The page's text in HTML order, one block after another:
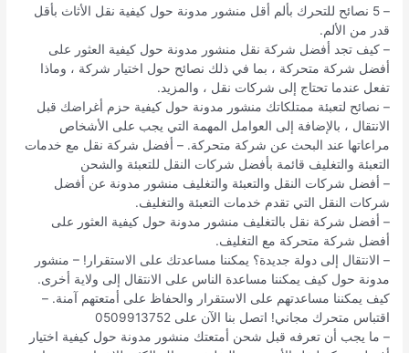
– 5 نصائح للتحرك بألم أقل منشور مدونة حول كيفية نقل الأثاث بأقل
قدر من الألم.
– كيف تجد أفضل شركة نقل منشور مدونة حول كيفية العثور على
أفضل شركة متحركة ، بما في ذلك نصائح حول اختيار شركة ، وماذا
تفعل عندما تحتاج إلى شركات نقل ، والمزيد.
– نصائح لتعبئة ممتلكاتك منشور مدونة حول كيفية حزم أغراضك قبل
الانتقال ، بالإضافة إلى العوامل المهمة التي يجب على الأشخاص
مراعاتها عند البحث عن شركة متحركة. – أفضل شركة نقل مع خدمات
التعبئة والتغليف قائمة بأفضل شركات النقل للتعبئة والشحن
– أفضل شركات النقل والتعبئة والتغليف منشور مدونة عن أفضل
شركات النقل التي تقدم خدمات التعبئة والتغليف.
– أفضل شركة نقل بالتغليف منشور مدونة حول كيفية العثور على
أفضل شركة متحركة مع التغليف.
– الانتقال إلى دولة جديدة؟ يمكننا مساعدتك على الاستقرار! – منشور
مدونة حول كيف يمكننا مساعدة الناس على الانتقال إلى ولاية أخرى.
كيف يمكننا مساعدتهم على الاستقرار والحفاظ على أمتعتهم آمنة. –
اقتباس متحرك مجاني! اتصل بنا الآن على 0509913752
– ما يجب أن تعرفه قبل شحن أمتعتك منشور مدونة حول كيفية اختيار